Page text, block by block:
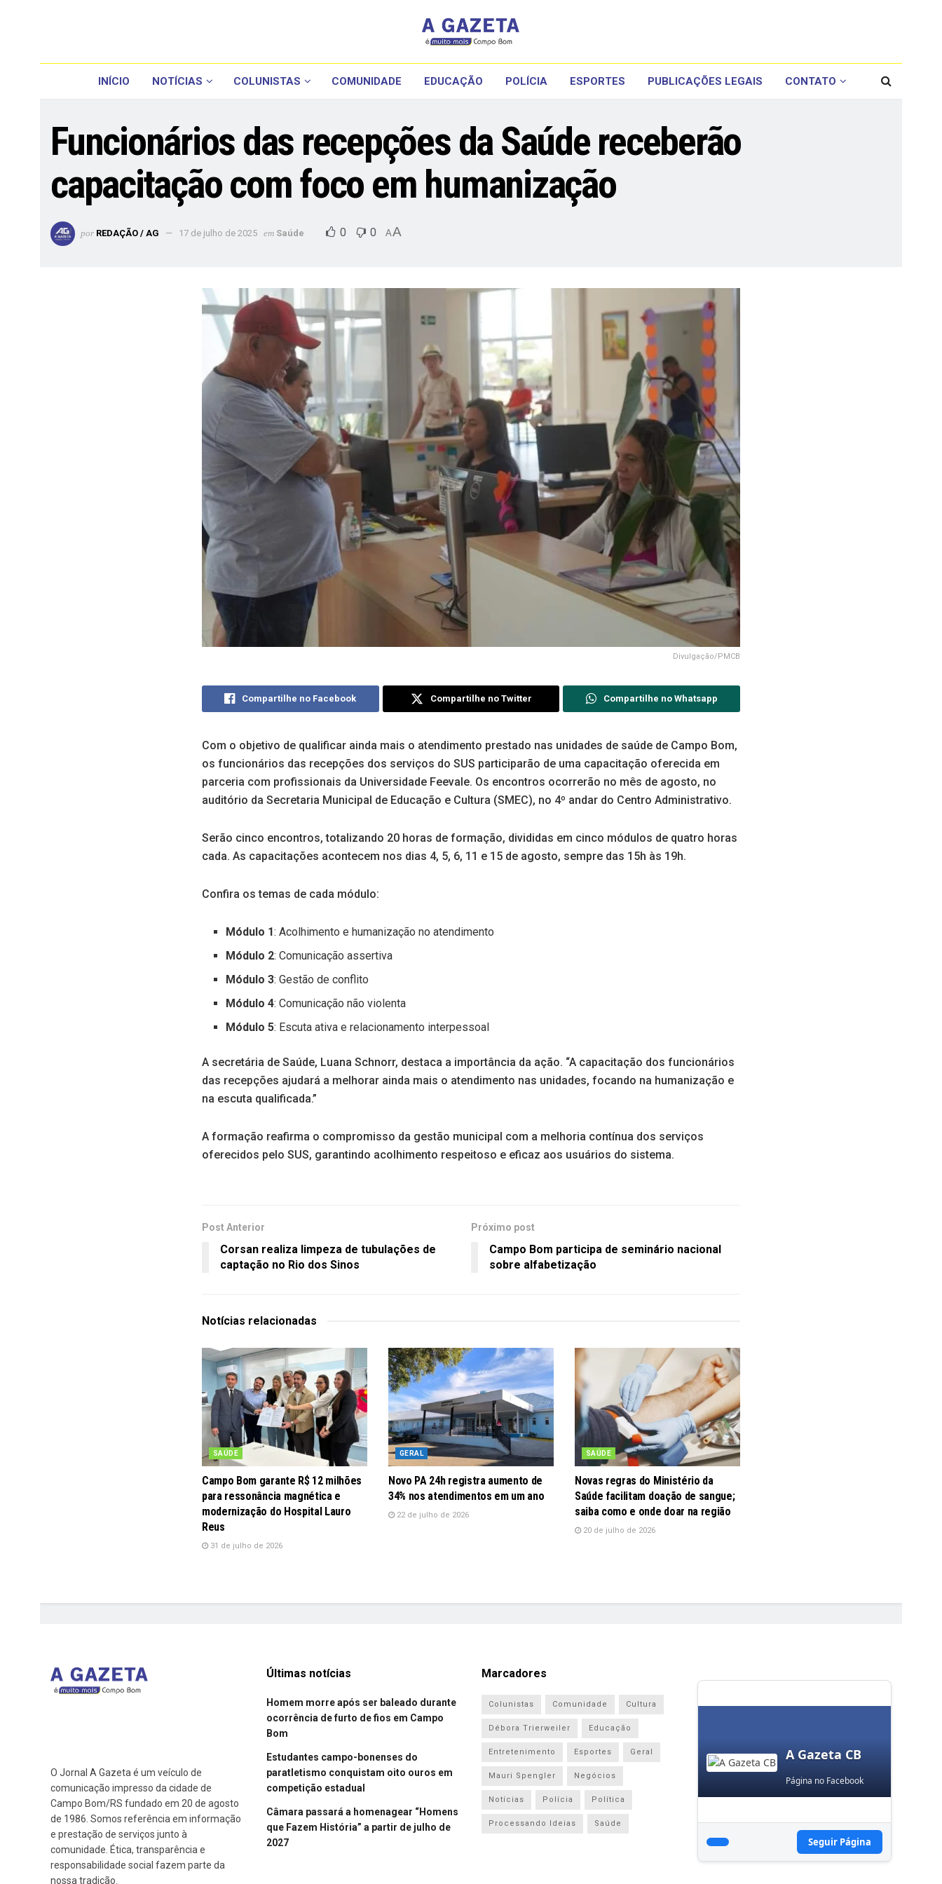
INÍCIO NOTÍCIAS COLUNISTAS COMUNIDADE EDUCAÇÃO POLÍCIA ESPORTES PUBLICAÇÕES LEGAIS CONTATO
Funcionários das recepções da Saúde receberão
capacitação com foco em humanização
por REDAÇÃO / AG 17 de julho de 2025 em Saúde 0 0 AA
Divulgação/PMCB
Compartilhe no Facebook Compartilhe no Twitter Compartilhe no Whatsapp
Com o objetivo de qualificar ainda mais o atendimento prestado nas unidades de saúde de Campo Bom,
os funcionários das recepções dos serviços do SUS participarão de uma capacitação oferecida em
parceria com profissionais da Universidade Feevale. Os encontros ocorrerão no mês de agosto, no
auditório da Secretaria Municipal de Educação e Cultura (SMEC), no 4º andar do Centro Administrativo.
Serão cinco encontros, totalizando 20 horas de formação, divididas em cinco módulos de quatro horas
cada. As capacitações acontecem nos dias 4, 5, 6, 11 e 15 de agosto, sempre das 15h às 19h.
Confira os temas de cada módulo:
Módulo 1: Acolhimento e humanização no atendimento
Módulo 2: Comunicação assertiva
Módulo 3: Gestão de conflito
Módulo 4: Comunicação não violenta
Módulo 5: Escuta ativa e relacionamento interpessoal
A secretária de Saúde, Luana Schnorr, destaca a importância da ação. “A capacitação dos funcionários
das recepções ajudará a melhorar ainda mais o atendimento nas unidades, focando na humanização e
na escuta qualificada.”
A formação reafirma o compromisso da gestão municipal com a melhoria contínua dos serviços
oferecidos pelo SUS, garantindo acolhimento respeitoso e eficaz aos usuários do sistema.
Post Anterior
Corsan realiza limpeza de tubulações de
captação no Rio dos Sinos
Próximo post
Campo Bom participa de seminário nacional
sobre alfabetização
Notícias relacionadas
SAÚDE
Campo Bom garante R$ 12 milhões
para ressonância magnética e
modernização do Hospital Lauro
Reus
31 de julho de 2026
GERAL
Novo PA 24h registra aumento de
34% nos atendimentos em um ano
22 de julho de 2026
SAÚDE
Novas regras do Ministério da
Saúde facilitam doação de sangue;
saiba como e onde doar na região
20 de julho de 2026
O Jornal A Gazeta é um veículo de
comunicação impresso da cidade de
Campo Bom/RS fundado em 20 de agosto
de 1986. Somos referência em informação
e prestação de serviços junto à
comunidade. Ética, transparência e
responsabilidade social fazem parte da
nossa tradição.
Últimas notícias
Homem morre após ser baleado durante
ocorrência de furto de fios em Campo
Bom
Estudantes campo-bonenses do
paratletismo conquistam oito ouros em
competição estadual
Câmara passará a homenagear “Homens
que Fazem História” a partir de julho de
2027
Marcadores
Colunistas Comunidade Cultura
Débora Trierweiler Educação
Entretenimento Esportes Geral
Mauri Spengler Negócios
Notícias Polícia Política
Processando Ideias Saúde
A Gazeta CB
Página no Facebook
Seguir Página